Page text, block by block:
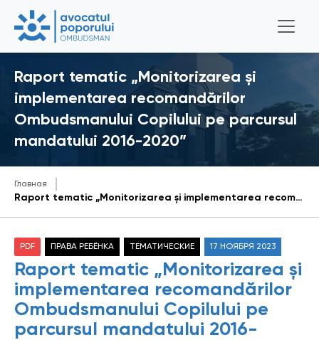
Raport tematic „Monitorizarea și
implementarea recomandărilor
Ombudsmanului Copilului pe parcursul
mandatului 2016-2020”
Главная
Raport tematic „Monitorizarea și implementarea recomandărilor Ombudsmanului Copilului pe parcursul mandatului 2016-2020”
PDF ПРАВА РЕБЁНКА ТЕМАТИЧЕСКИЕ 17 НОЯБРЯ 2023
Raport tematic „Monitorizarea și
implementarea recomandărilor
Ombudsmanului Copilului pe
parcursul mandatului 2016-